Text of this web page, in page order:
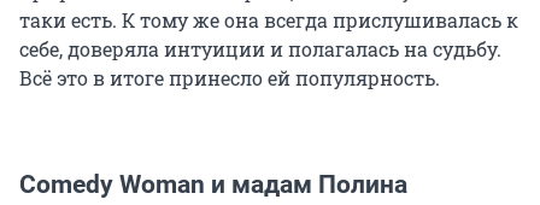
таки есть. К тому же она всегда прислушивалась к
себе, доверяла интуиции и полагалась на судьбу.
Всё это в итоге принесло ей популярность.
Comedy Woman и мадам Полина